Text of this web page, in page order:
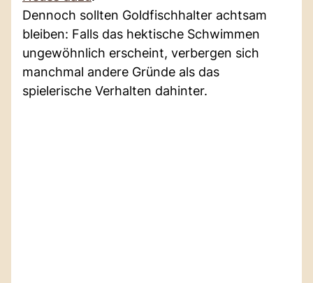
Dennoch sollten Goldfischhalter achtsam
bleiben: Falls das hektische Schwimmen
ungewöhnlich erscheint, verbergen sich
manchmal andere Gründe als das
spielerische Verhalten dahinter.